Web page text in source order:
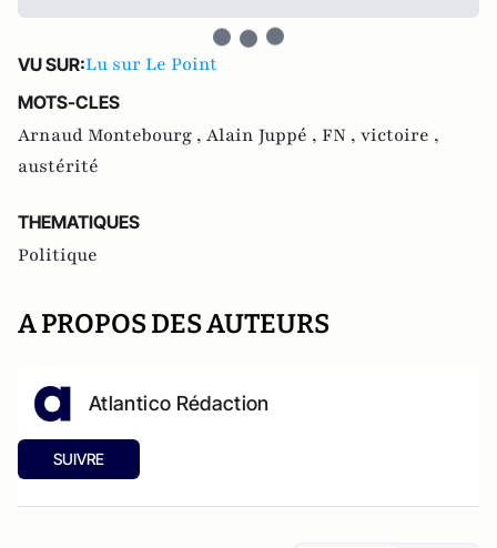
VU SUR:Lu sur Le Point
MOTS-CLES
Arnaud Montebourg , Alain Juppé , FN , victoire ,
austérité
THEMATIQUES
Politique
A PROPOS DES AUTEURS
Atlantico Rédaction
SUIVRE